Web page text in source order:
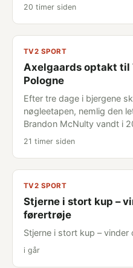
20 timer siden
TV2 SPORT
Axelgaards optakt til
Pologne
Efter tre dage i bjergene
nøgleetapen, nemlig den
Brandon McNulty vandt i
21 timer siden
TV2 SPORT
Stjerne i stort kup –
førertrøje
Stjerne i stort kup –
i går